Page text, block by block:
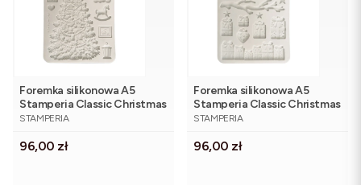
Foremka silikonowa A5
Stamperia Classic Christmas
KACMA621 - świąteczna
PRODUCENT
STAMPERIA
Cena
96,00 zł
Foremka silikonowa A5
Stamperia Classic Christmas
KACMA620 - świąteczne
PRODUCENT
STAMPERIA
Cena
96,00 zł